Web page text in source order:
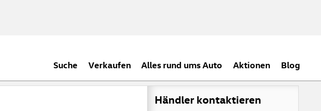
Suche Verkaufen Alles rund ums Auto Aktionen Blog
Händler kontaktieren